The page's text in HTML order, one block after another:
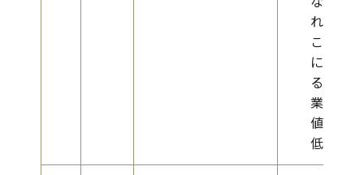
れる
こと
によ
る企
業価
値の
低下